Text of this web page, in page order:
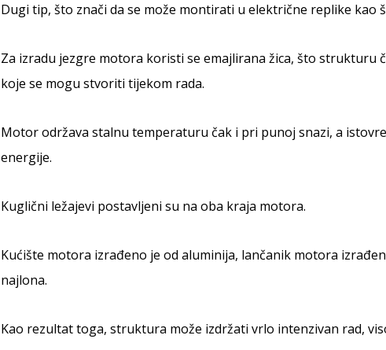
Dugi tip, što znači da se može montirati u električne replike kao
Za izradu jezgre motora koristi se emajlirana žica, što strukturu
koje se mogu stvoriti tijekom rada.
Motor održava stalnu temperaturu čak i pri punoj snazi, a
energije.
Kuglični ležajevi postavljeni su na oba kraja motora.
Kućište motora izrađeno je od aluminija, lančanik motora
najlona.
Kao rezultat toga, struktura može izdržati vrlo intenzivan rad,